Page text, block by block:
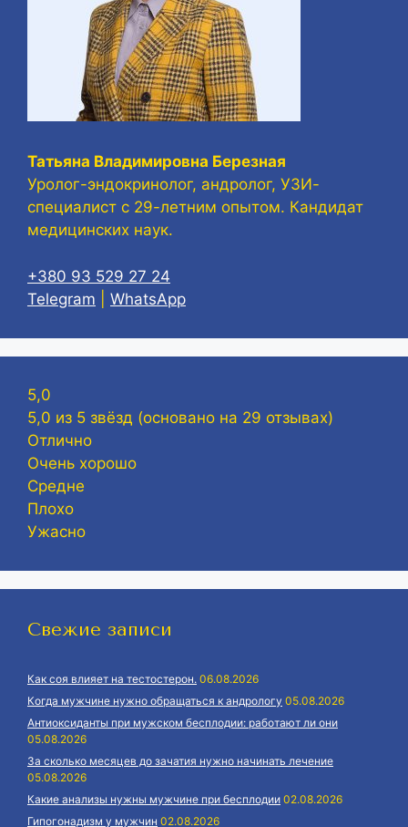
Татьяна Владимировна Березная
Уролог-эндокринолог, андролог, УЗИ-
специалист с 29-летним опытом. Кандидат
медицинских наук.
+380 93 529 27 24
Telegram
WhatsApp
5,0
5,0 из 5 звёзд (основано на 29 отзывах)
Отлично
Очень хорошо
Средне
Плохо
Ужасно
Свежие записи
Как соя влияет на тестостерон. 06.08.2026
Когда мужчине нужно обращаться к андрологу 05.08.2026
Антиоксиданты при мужском бесплодии: работают ли они
05.08.2026
За сколько месяцев до зачатия нужно начинать лечение
05.08.2026
Какие анализы нужны мужчине при бесплодии 02.08.2026
Гипогонадизм у мужчин 02.08.2026